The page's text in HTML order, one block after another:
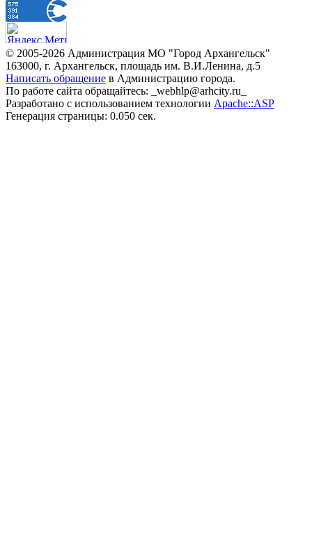
© 2005-2026 Администрация МО "Город Архангельск"
163000, г. Архангельск, площадь им. В.И.Ленина, д.5
Написать обращение в Администрацию города.
По работе сайта обращайтесь: _webhlp@arhcity.ru_
Разработано с использованием технологии Apache::ASP
Генерация страницы: 0.050 сек.